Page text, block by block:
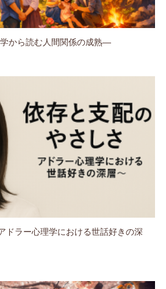
から読む人間関係の成熟―
ドラー心理学における世話好きの深